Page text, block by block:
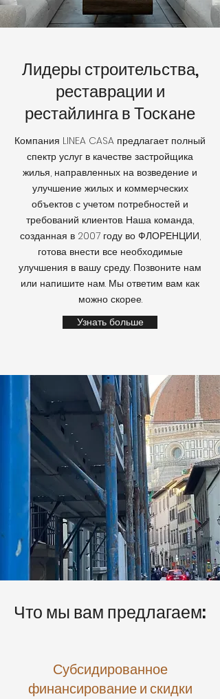
Лидеры строительства,
реставрации и
рестайлинга в Тоскане
Компания LINEA CASA предлагает полный
спектр услуг в качестве застройщика
жилья, направленных на возведение и
улучшение жилых и коммерческих
объектов с учетом потребностей и
требований клиентов. Наша команда,
созданная в 2007 году во ФЛОРЕНЦИИ,
готова внести все необходимые
улучшения в вашу среду. Позвоните нам
или напишите нам. Мы ответим вам как
можно скорее.
Узнать больше
Что мы вам предлагаем:
Субсидированное
финансирование и скидки